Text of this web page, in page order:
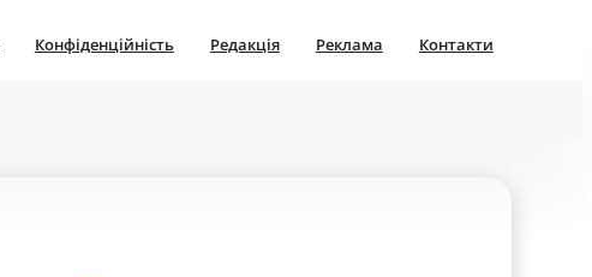
Конфіденційність Редакція Реклама Контакти